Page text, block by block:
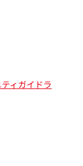
ィガイドラ